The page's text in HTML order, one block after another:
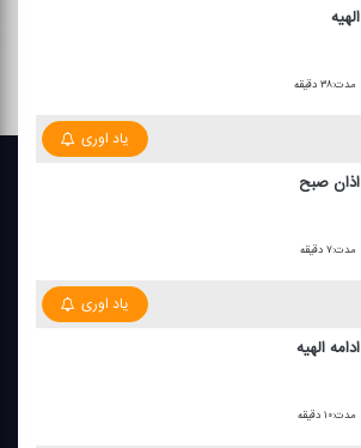
الهیه
مدت:۳۸ دقیقه
یاد اوری
اذان صبح
مدت:۷ دقیقه
یاد اوری
ادامه الهیه
مدت:۱۰ دقیقه